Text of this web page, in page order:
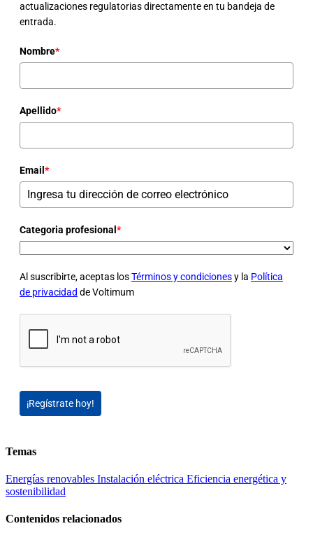
actualizaciones regulatorias directamente en tu bandeja de
entrada.
Nombre*
Apellido*
Email *
Categoria profesional *
Al suscribirte, aceptas losTérminos y condicionesy la Política
de privacidad de Voltimum
¡Regístrate hoy!
Temas
Energías renovables Instalación eléctrica Eficiencia energética y
sostenibilidad
Contenidos relacionados